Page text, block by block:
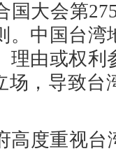
国大会第
。中国台
理由或权
场，导致
高度重视